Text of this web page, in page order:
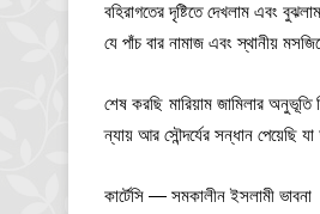
বহিরাগতের দৃষ্টিতে দেখলাম এবং
যে পাঁচ বার নামাজ এবং স্থানীয়
শেষ করছি মারিয়াম জামিলার
ন্যায় আর সৌন্দর্যের সন্ধান পেয়েছি
কার্টেসি — সমকালীন ইসলামী ভাবনা